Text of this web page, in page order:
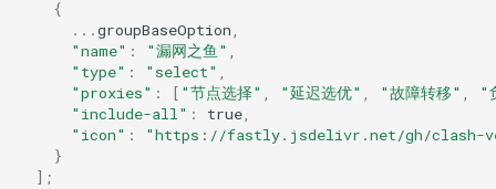
{
...groupBaseOption,
"name" : "漏网之鱼" ,
"type" : "select" ,
"proxies" : [ "节点选择" , "延迟选优" , "故障转移" ,
"
"include-all" : true,
"icon" :
"https://fastly.jsdelivr.net/gh/clash-
}
];